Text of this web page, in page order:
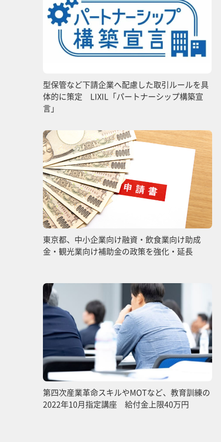
型保管など下請企業へ配慮した取引ルールを具
体的に策定 LIXIL「パートナーシップ構築宣
言」
東京都、中小企業向け融資・飲食業向け助成
金・観光業向け補助金の政策を強化・延長
第四次産業革命スキルやMOTなど、教育訓練の
2022年10月指定講座 給付金上限40万円